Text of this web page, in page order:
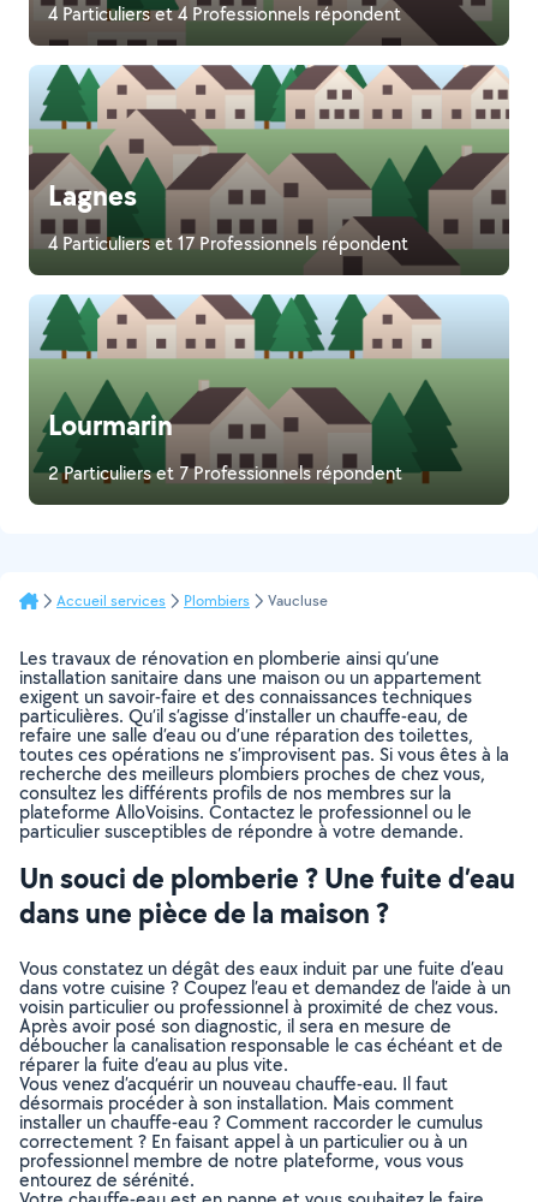
4 Particuliers et 4 Professionnels répondent
Lagnes
4 Particuliers et 17 Professionnels répondent
Lourmarin
2 Particuliers et 7 Professionnels répondent
Accueil services Plombiers Vaucluse
Les travaux de rénovation en plomberie ainsi qu’une
installation sanitaire dans une maison ou un appartement
exigent un savoir-faire et des connaissances techniques
particulières. Qu’il s’agisse d’installer un chauffe-eau, de
refaire une salle d’eau ou d’une réparation des toilettes,
toutes ces opérations ne s’improvisent pas. Si vous êtes à la
recherche des meilleurs plombiers proches de chez vous,
consultez les différents profils de nos membres sur la
plateforme AlloVoisins. Contactez le professionnel ou le
particulier susceptibles de répondre à votre demande.
Un souci de plomberie ? Une fuite d’eau
dans une pièce de la maison ?
Vous constatez un dégât des eaux induit par une fuite d’eau
dans votre cuisine ? Coupez l’eau et demandez de l’aide à un
voisin particulier ou professionnel à proximité de chez vous.
Après avoir posé son diagnostic, il sera en mesure de
déboucher la canalisation responsable le cas échéant et de
réparer la fuite d’eau au plus vite.
Vous venez d’acquérir un nouveau chauffe-eau. Il faut
désormais procéder à son installation. Mais comment
installer un chauffe-eau ? Comment raccorder le cumulus
correctement ? En faisant appel à un particulier ou à un
professionnel membre de notre plateforme, vous vous
entourez de sérénité.